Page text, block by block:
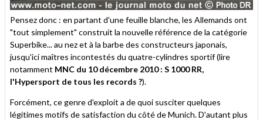
Pensez donc : en partant d'une feuille blanche, les Allemands ont
"tout simplement" construit la nouvelle référence de la catégorie
Superbike... au nez et à la barbe des constructeurs japonais,
jusqu'ici maîtres incontestés du quatre-cylindres sportif (lire
notamment MNC du 10 décembre 2010 : S 1000 RR,
l'Hypersport de tous les records ?).
Forcément, ce genre d'exploit a de quoi susciter quelques
légitimes motifs de satisfaction du côté de Munich. D'autant plus